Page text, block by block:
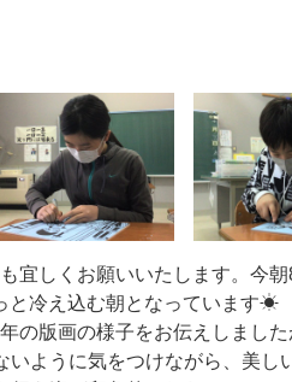
宜しくお願いいたします。今朝
と冷え込む朝となっています☀
の版画の様子をお伝えしました
いように気をつけながら、美し